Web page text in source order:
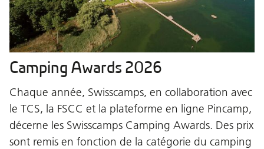
Camping Awards 2026
Chaque année, Swisscamps, en collaboration avec
le TCS, la FSCC et la plateforme en ligne Pincamp,
décerne les Swisscamps Camping Awards. Des prix
sont remis en fonction de la catégorie du camping